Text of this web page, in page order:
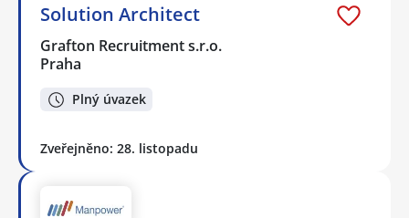
Solution Architect
Grafton Recruitment s.r.o.
Praha
Plný úvazek
Zveřejněno: 28. listopadu